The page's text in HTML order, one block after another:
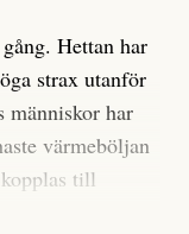
Hettan har
strax utanför
människor har
värmeböljan
till